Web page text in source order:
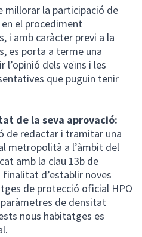
millorar la participació de
el procediment
i amb caràcter previ a la
es porta a terme una
l’opinió dels veïns i les
que puguin tenir
de la seva aprovació:
de redactar i tramitar una
metropolità a l’àmbit del
amb la clau 13b de
finalitat d’establir noves
de protecció oficial HPO
de densitat
nous habitatges es